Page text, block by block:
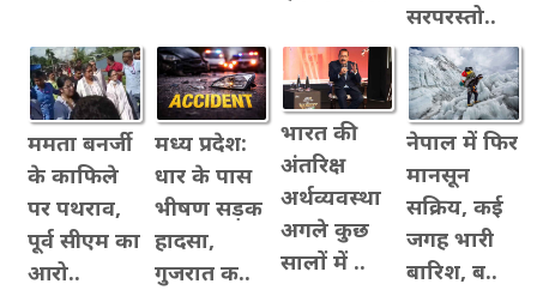
सरपरस्तो..
ममता बनर्जी
के काफिले
पर पथराव,
पूर्व सीएम का
आरो..
मध्य प्रदेश:
धार के पास
भीषण सड़क
हादसा,
गुजरात क..
भारत की
अंतरिक्ष
अर्थव्यवस्था
अगले कुछ
सालों में ..
नेपाल में फिर
मानसून
सक्रिय, कई
जगह भारी
बारिश, ब..